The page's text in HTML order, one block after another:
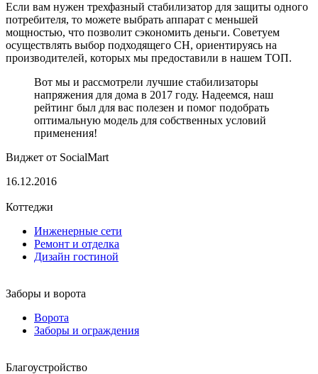
Если вам нужен трехфазный стабилизатор для защиты одного
потребителя, то можете выбрать аппарат с меньшей
мощностью, что позволит сэкономить деньги. Советуем
осуществлять выбор подходящего СН, ориентируясь на
производителей, которых мы предоставили в нашем ТОП.
Вот мы и рассмотрели лучшие стабилизаторы
напряжения для дома в 2017 году. Надеемся, наш
рейтинг был для вас полезен и помог подобрать
оптимальную модель для собственных условий
применения!
Виджет от SocialMart
16.12.2016
Коттеджи
Инженерные сети
Ремонт и отделка
Дизайн гостиной
Заборы и ворота
Ворота
Заборы и ограждения
Благоустройство